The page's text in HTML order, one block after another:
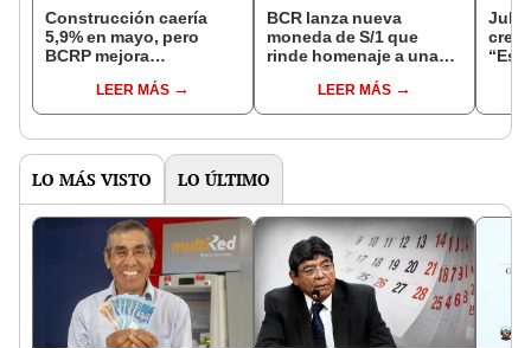
Construcción caería
5,9% en mayo, pero
BCRP mejora
crecimiento para 2026
LEER MÁS
BCR lanza nueva
moneda de S/1 que
rinde homenaje a una
ancestral: así luce
LEER MÁS
Julio
“Es
LO MÁS VISTO LO ÚLTIMO